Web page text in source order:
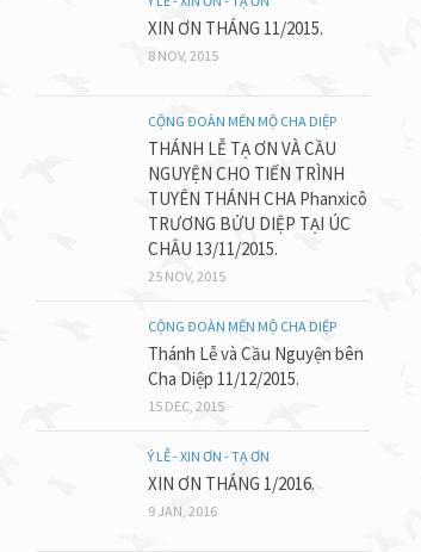
XIN ƠN THÁNG 11/2015.
8 NOV, 2015
CỘNG ĐOÀN MẾN MỘ CHA DIỆP
THÁNH LỄ TẠ ƠN VÀ CẦU
NGUYỆN CHO TIẾN TRÌNH
TUYÊN THÁNH CHA Phanxicô
TRƯƠNG BỬU DIỆP TẠI ÚC
CHÂU 13/11/2015.
25 NOV, 2015
CỘNG ĐOÀN MẾN MỘ CHA DIỆP
Thánh Lễ và Cầu Nguyện bên
Cha Diệp 11/12/2015.
15 DEC, 2015
Ý LỄ - XIN ƠN - TẠ ƠN
XIN ƠN THÁNG 1/2016.
9 JAN, 2016